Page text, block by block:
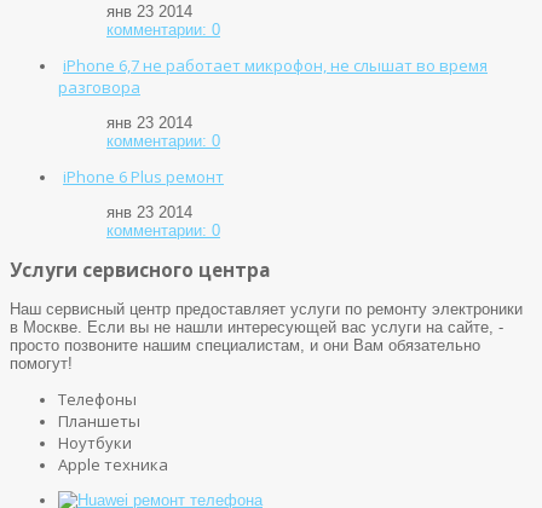
янв 23 2014
комментарии: 0
iPhone 6,7 не работает микрофон, не слышат во время
разговора
янв 23 2014
комментарии: 0
iPhone 6 Plus ремонт
янв 23 2014
комментарии: 0
Услуги сервисного центра
Наш сервисный центр предоставляет услуги по ремонту электроники
в Москве. Если вы не нашли интересующей вас услуги на сайте, -
просто позвоните нашим специалистам, и они Вам обязательно
помогут!
Телефоны
Планшеты
Ноутбуки
Apple техника